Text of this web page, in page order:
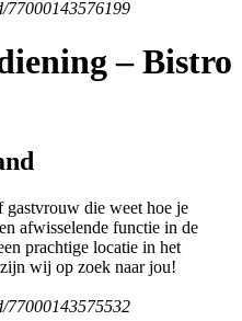
– Bistro
gastvrouw die weet hoe je
afwisselende functie in de
prachtige locatie in het
wij op zoek naar jou!